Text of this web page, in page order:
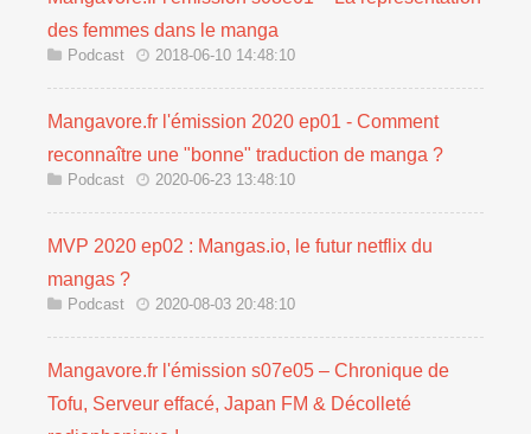
des femmes dans le manga
Podcast 2018-06-10 14:48:10
Mangavore.fr l'émission 2020 ep01 - Comment
reconnaître une "bonne" traduction de manga ?
Podcast 2020-06-23 13:48:10
MVP 2020 ep02 : Mangas.io, le futur netflix du
mangas ?
Podcast 2020-08-03 20:48:10
Mangavore.fr l'émission s07e05 – Chronique de
Tofu, Serveur effacé, Japan FM & Décolleté